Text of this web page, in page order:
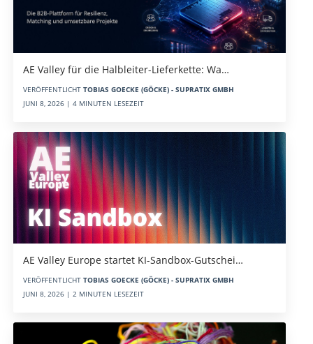
AE Valley für die Halbleiter-Lieferkette: Wa…
VERÖFFENTLICHT TOBIAS GOECKE (GÖCKE) - SUPRATIX GMBH
JUNI 8, 2026 | 4 MINUTEN LESEZEIT
AE Valley Europe startet KI-Sandbox-Gutschei…
VERÖFFENTLICHT TOBIAS GOECKE (GÖCKE) - SUPRATIX GMBH
JUNI 8, 2026 | 2 MINUTEN LESEZEIT